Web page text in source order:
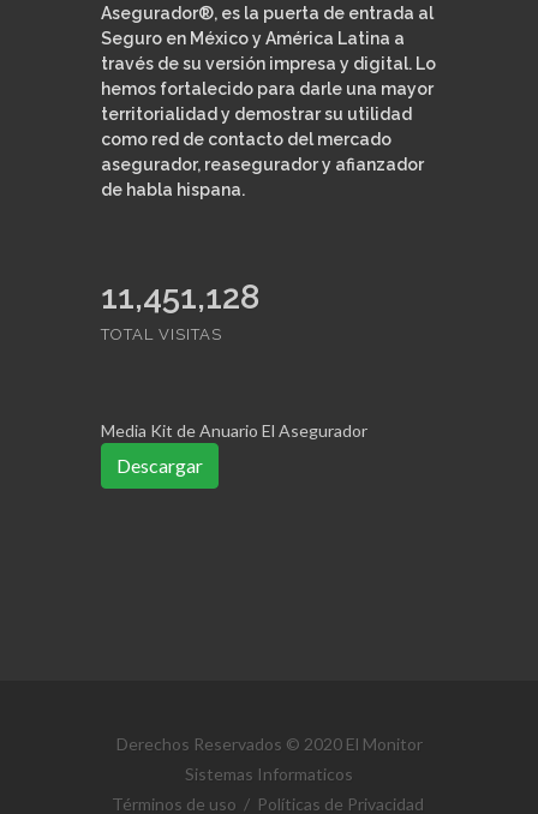
Asegurador®, es la puerta de entrada al
Seguro en México y América Latina a
través de su versión impresa y digital. Lo
hemos fortalecido para darle una mayor
territorialidad y demostrar su utilidad
como red de contacto del mercado
asegurador, reasegurador y afianzador
de habla hispana.
11,451,128
TOTAL VISITAS
Media Kit de Anuario El Asegurador
Descargar
Derechos Reservados © 2020 El Monitor
Sistemas Informaticos
Términos de uso / Políticas de Privacidad